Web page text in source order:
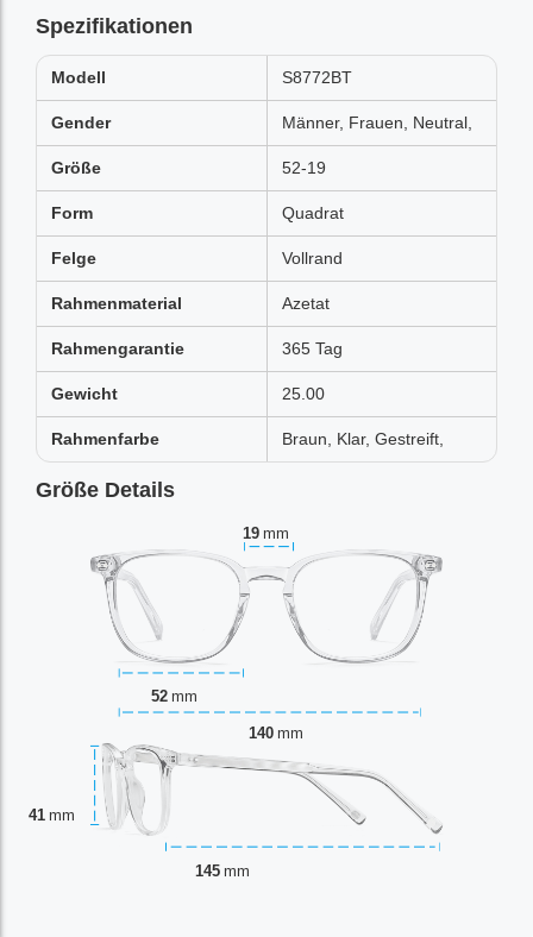
Spezifikationen
Modell S8772BT
Gender Männer, Frauen, Neutral,
Größe 52-19
Form Quadrat
Felge Vollrand
Rahmenmaterial Azetat
Rahmengarantie 365 Tag
Gewicht 25.00
Rahmenfarbe Braun, Klar, Gestreift,
Größe Details
19 mm
52 mm
41 mm
140 mm
145 mm